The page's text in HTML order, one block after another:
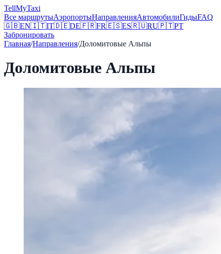
TellMyTaxi
Все маршрутыАэропортыНаправленияАвтомобилиГидыFAQ
🇬🇧EN🇮🇹IT🇩🇪DE🇫🇷FR🇪🇸ES🇷🇺RU🇵🇹PT
Забронировать
Главная/Направления/Доломитовые Альпы
Доломитовые Альпы